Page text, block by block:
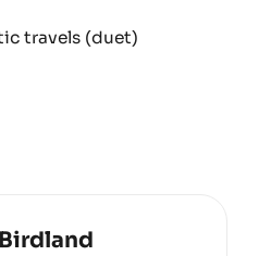
travels (duet)